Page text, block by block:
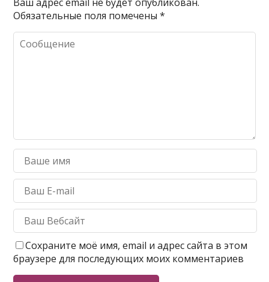
Обязательные поля помечены*
Сохраните моё имя, email и адрес сайта в этом
браузере для последующих моих комментариев